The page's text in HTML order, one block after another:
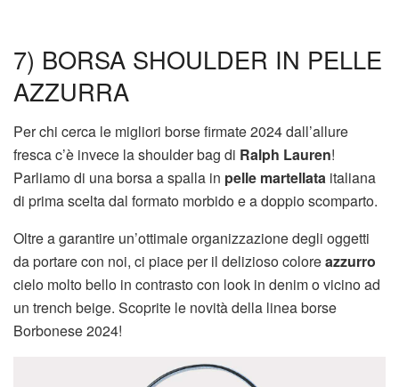
7) BORSA SHOULDER IN PELLE
AZZURRA
Per chi cerca le migliori borse firmate 2024 dall’allure
fresca c’è invece la shoulder bag di Ralph Lauren!
Parliamo di una borsa a spalla in pelle martellata italiana
di prima scelta dal formato morbido e a doppio scomparto.
Oltre a garantire un’ottimale organizzazione degli oggetti
da portare con noi, ci piace per il delizioso coloreazzurro
cielo molto bello in contrasto con look in denim o vicino ad
un trench beige. Scoprite le novità della linea borse
Borbonese 2024!